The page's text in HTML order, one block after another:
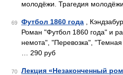
молодёжи. Трагедия
69 Футбол 1860 года ,
Роман "Футбол 1860 года" и
немота", "Перевозка",
… 290 руб
70
Лекция «Незаконченный